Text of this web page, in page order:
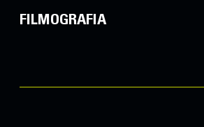
FILMOGRAFIA